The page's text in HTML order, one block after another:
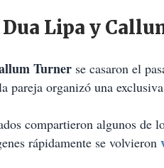
Dua Lipa y
Turner se casaron el
pareja organizó una
compartieron algunos de
rápidamente se volvieron